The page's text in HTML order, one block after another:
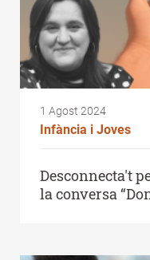
1 Agost 2024
Infància i Joves
Desconnecta't
la conversa